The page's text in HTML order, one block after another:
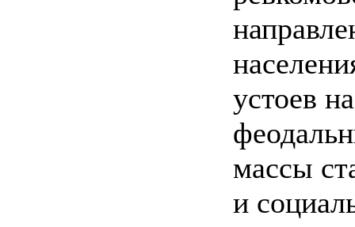
устоев
массы
и